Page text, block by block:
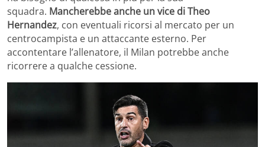
squadra. Mancherebbe anche un vice di Theo
Hernandez, con eventuali ricorsi al mercato per un
centrocampista e un attaccante esterno. Per
accontentare l’allenatore, il Milan potrebbe anche
ricorrere a qualche cessione.